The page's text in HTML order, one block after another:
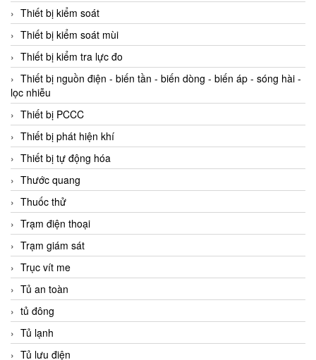
Thiết bị kiểm soát
Thiết bị kiểm soát mùi
Thiết bị kiểm tra lực đo
Thiết bị nguồn điện - biến tần - biến dòng - biến áp - sóng hài -
lọc nhiễu
Thiết bị PCCC
Thiết bị phát hiện khí
Thiết bị tự động hóa
Thước quang
Thuốc thử
Trạm điện thoại
Trạm giám sát
Trục vít me
Tủ an toàn
tủ đông
Tủ lạnh
Tủ lưu điện